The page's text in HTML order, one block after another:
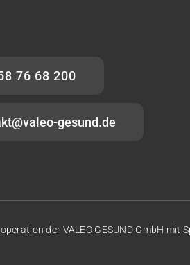
76 68 200
gesund.de
der VALEO GESUND GmbH mit